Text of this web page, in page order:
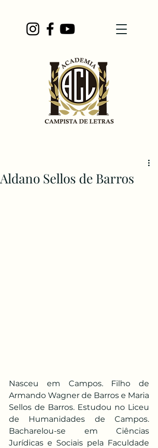
Aldano Sellos de Barros
Nasceu em Campos. Filho de
Armando Wagner de Barros e Maria
Sellos de Barros. Estudou no Liceu
de Humanidades de Campos.
Bacharelou-se em Ciências
Jurídicas e Sociais pela Faculdade